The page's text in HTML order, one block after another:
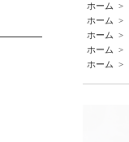
ホーム >
ホーム >
ホーム >
ホーム >
ホーム >